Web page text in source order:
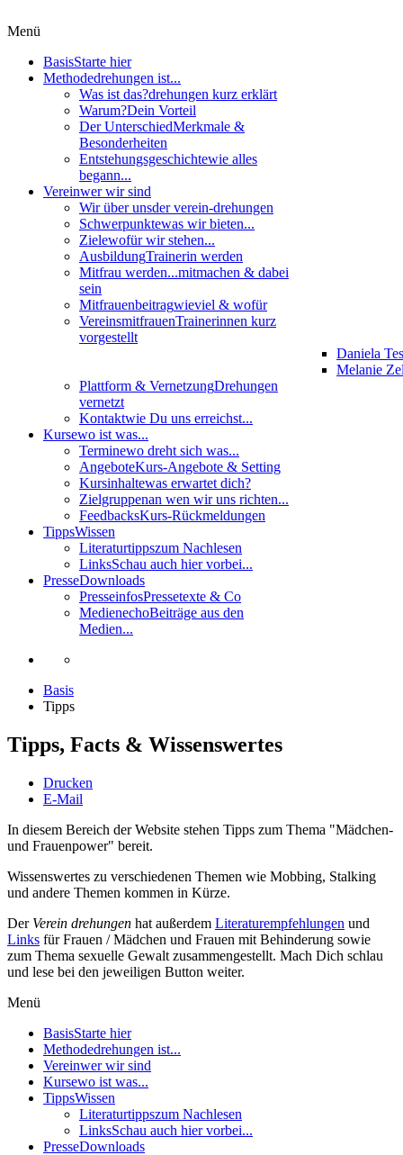
Menü
BasisStarte hier
Methodedrehungen ist...
Was ist das?drehungen kurz erklärt
Warum?Dein Vorteil
Der UnterschiedMerkmale &
Besonderheiten
Entstehungsgeschichtewie alles
begann...
Vereinwer wir sind
Wir über unsder verein-drehungen
Schwerpunktewas wir bieten...
Zielewofür wir stehen...
AusbildungTrainerin werden
Mitfrau werden...mitmachen & dabei
sein
Mitfrauenbeitragwieviel & wofür
VereinsmitfrauenTrainerinnen kurz
vorgestellt
Daniela
Melanie
Plattform & VernetzungDrehungen
vernetzt
Kontaktwie Du uns erreichst...
Kursewo ist was...
Terminewo dreht sich was...
AngeboteKurs-Angebote & Setting
Kursinhaltewas erwartet dich?
Zielgruppenan wen wir uns richten...
FeedbacksKurs-Rückmeldungen
TippsWissen
Literaturtippszum Nachlesen
LinksSchau auch hier vorbei...
PresseDownloads
PresseinfosPressetexte & Co
MedienechoBeiträge aus den
Medien...
Basis
Tipps
Tipps, Facts & Wissenswertes
Drucken
E-Mail
In diesem Bereich der Website stehen Tipps zum Thema "Mädchen-
und Frauenpower" bereit.
Wissenswertes zu verschiedenen Themen wie Mobbing, Stalking
und andere Themen kommen in Kürze.
DerVerein drehungen hat außerdem Literaturempfehlungen und
Links für Frauen / Mädchen und Frauen mit Behinderung sowie
zum Thema sexuelle Gewalt zusammengestellt. Mach Dich schlau
und lese bei den jeweiligen Button weiter.
Menü
BasisStarte hier
Methodedrehungen ist...
Vereinwer wir sind
Kursewo ist was...
TippsWissen
Literaturtippszum Nachlesen
LinksSchau auch hier vorbei...
PresseDownloads